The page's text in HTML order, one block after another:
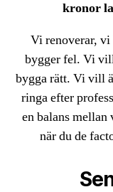
kronor
Vi renoverar,
bygger fel. Vi
bygga rätt. Vi vill
ringa efter
en balans mellan
när du de